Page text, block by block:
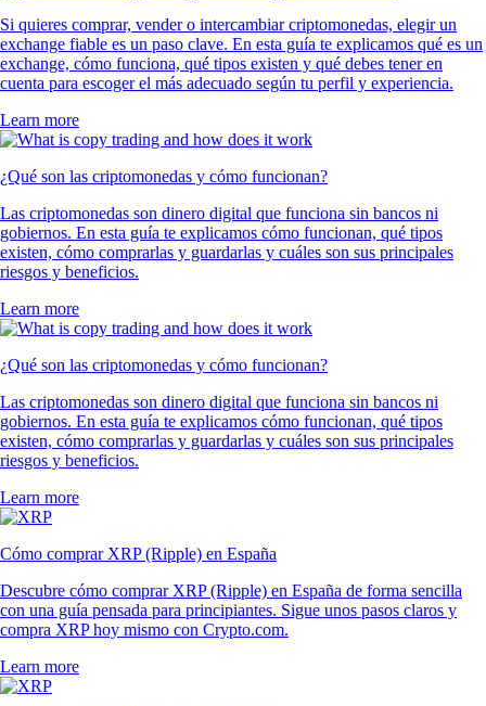
Si quieres comprar, vender o intercambiar criptomonedas, elegir un
exchange fiable es un paso clave. En esta guía te explicamos qué es un
exchange, cómo funciona, qué tipos existen y qué debes tener en
cuenta para escoger el más adecuado según tu perfil y experiencia.
Learn more
¿Qué son las criptomonedas y cómo funcionan?
Las criptomonedas son dinero digital que funciona sin bancos ni
gobiernos. En esta guía te explicamos cómo funcionan, qué tipos
existen, cómo comprarlas y guardarlas y cuáles son sus principales
riesgos y beneficios.
Learn more
¿Qué son las criptomonedas y cómo funcionan?
Las criptomonedas son dinero digital que funciona sin bancos ni
gobiernos. En esta guía te explicamos cómo funcionan, qué tipos
existen, cómo comprarlas y guardarlas y cuáles son sus principales
riesgos y beneficios.
Learn more
Cómo comprar XRP (Ripple) en España
Descubre cómo comprar XRP (Ripple) en España de forma sencilla
con una guía pensada para principiantes. Sigue unos pasos claros y
compra XRP hoy mismo con Crypto.com.
Learn more